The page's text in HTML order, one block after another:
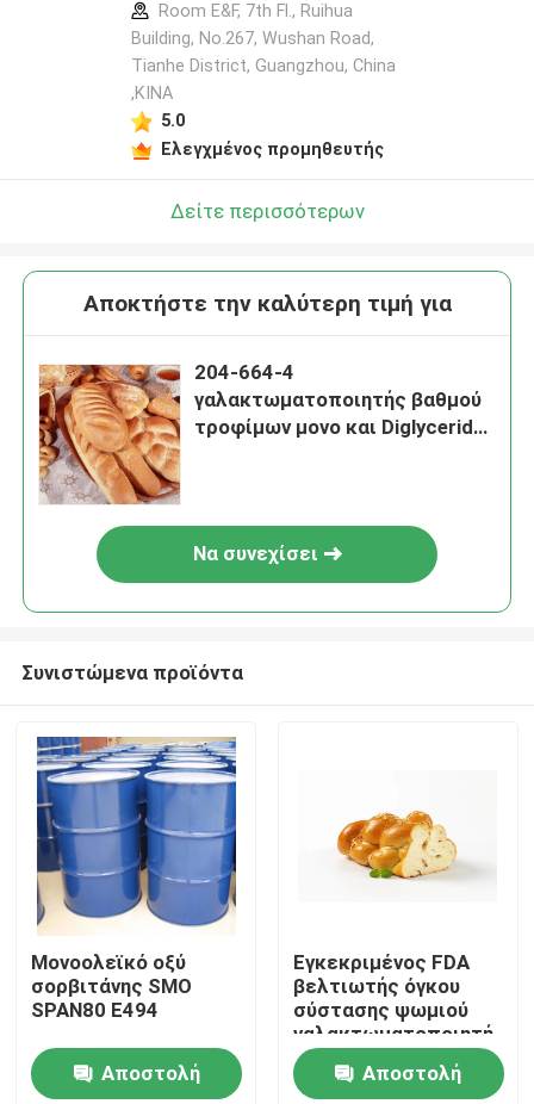
Προϊόντα
Βίντεο
Room E&F, 7th Fl., Ruihua
Building, No.267, Wushan Road,
Tianhe District, Guangzhou, China
,ΚΙΝΑ
5.0
Ελεγχμένος προμηθευτής
Δείτε περισσότερων
Αποκτήστε την καλύτερη τιμή για
204-664-4
γαλακτωματοποιητής βαθμού
τροφίμων μονο και Diglycerides
Να συνεχίσει
Συνιστώμενα προϊόντα
Μονοολεϊκό οξύ
σορβιτάνης SMO
SPAN80 E494
Αποστολή
Εγκεκριμένος FDA
βελτιωτής όγκου
σύστασης ψωμιού
γαλακτωματοποιητή
DMG βαθμού
τροφίμωνΑποστολή